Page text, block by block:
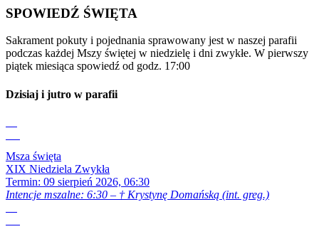
SPOWIEDŹ ŚWIĘTA
Sakrament pokuty i pojednania sprawowany jest w naszej parafii
podczas każdej Mszy świętej w niedzielę i dni zwykłe. W pierwszy
piątek miesiąca spowiedź od godz. 17:00
Dzisiaj i jutro w parafii
Msza święta
XIX Niedziela Zwykła
Termin: 09 sierpień 2026, 06:30
Intencje mszalne: 6:30 – † Krystynę Domańską (int. greg.)